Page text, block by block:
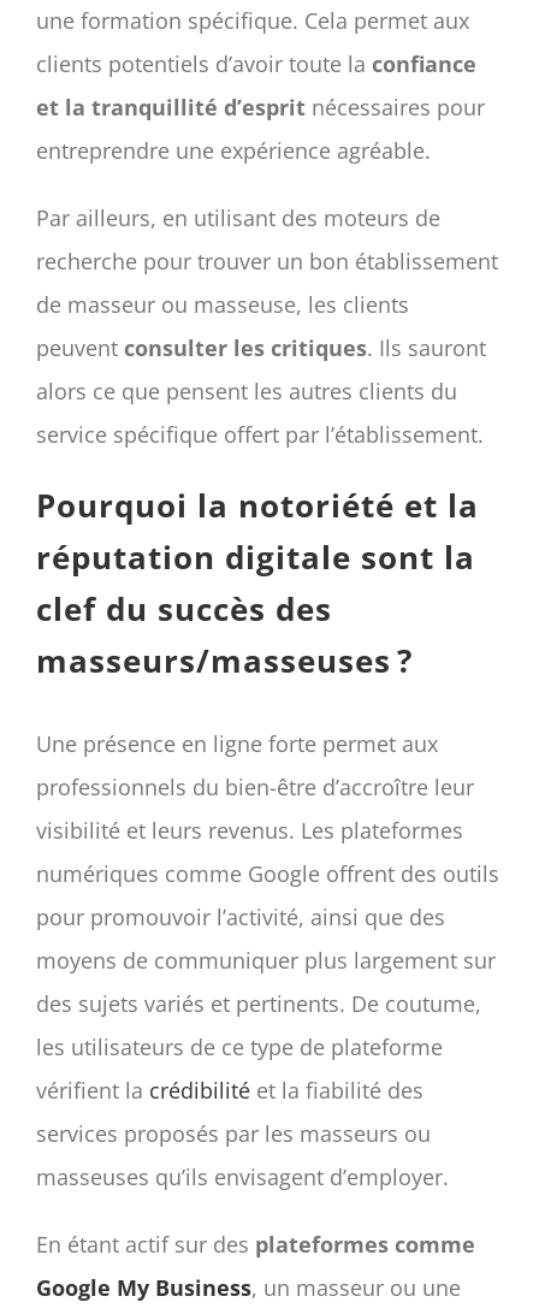
une formation spécifique. Cela permet aux
clients potentiels d’avoir toute la confiance
et la tranquillité d’esprit nécessaires pour
entreprendre une expérience agréable.
Par ailleurs, en utilisant des moteurs de
recherche pour trouver un bon établissement
de masseur ou masseuse, les clients
peuvent consulter les critiques. Ils sauront
alors ce que pensent les autres clients du
service spécifique offert par l’établissement.
Pourquoi la notoriété et la
réputation digitale sont la
clef du succès des
masseurs/masseuses ?
Une présence en ligne forte permet aux
professionnels du bien-être d’accroître leur
visibilité et leurs revenus. Les plateformes
numériques comme Google offrent des outils
pour promouvoir l’activité, ainsi que des
moyens de communiquer plus largement sur
des sujets variés et pertinents. De coutume,
les utilisateurs de ce type de plateforme
vérifient la crédibilitéet la fiabilité des
services proposés par les masseurs ou
masseuses qu’ils envisagent d’employer.
En étant actif sur des plateformes comme
Google My Business, un masseur ou une